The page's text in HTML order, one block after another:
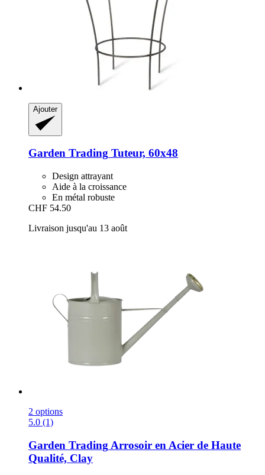
Ajouter
Garden Trading Tuteur, 60x48
Design attrayant
Aide à la croissance
En métal robuste
CHF 54.50
Livraison jusqu'au 13 août
2 options
5.0 (1)
Garden Trading Arrosoir en Acier de Haute
Qualité, Clay